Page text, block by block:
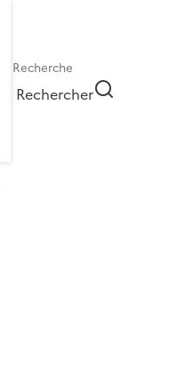
Rechercher